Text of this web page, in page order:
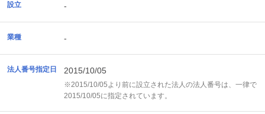
設立 -
業種 -
法人番号指定日 2015/10/05
※2015/10/05より前に設立された法人の法人番号は、一律で
2015/10/05に指定されています。